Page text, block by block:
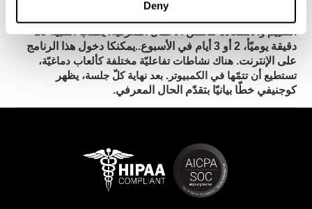
Deny
التقييم والاستعادة لتحسّن الأعمال المعرفيّة.
يطلب التنبيه 15
دقيقة يوميّأ، 2 أو 3 أيام في الأسبوع.
.يمكنكا دخول هذا الرنامج
على الإنترنت. هناك نشاطات تفاعليّة مختلفة كألعاب دماغيّة،
تستطيع أن تتمّها في الكمبيوتر. بعد نهاية كلّ جلسة،يظهر
كوجنيفي خطّا بيانيّا بتقدّم الحال المعرفي.